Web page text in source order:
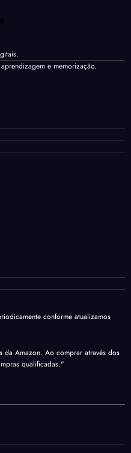
e memorização.
conforme atualizamos
da Amazon. Ao comprar através dos
qualificadas."